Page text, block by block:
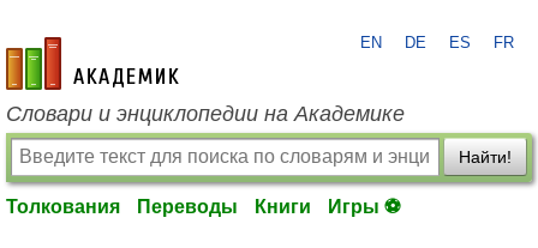
academic.ru
EN DE ES FR
Словари и энциклопедии на Академике
Найти!
Толкования Переводы Книги Игры ⚽